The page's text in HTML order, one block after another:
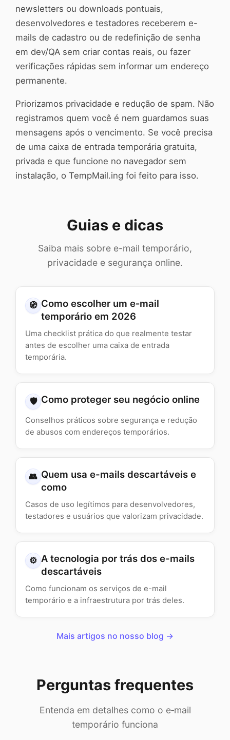
newsletters ou downloads pontuais,
desenvolvedores e testadores receberem e-
mails de cadastro ou de redefinição de senha
em dev/QA sem criar contas reais, ou fazer
verificações rápidas sem informar um endereço
permanente.
Priorizamos privacidade e redução de spam. Não
registramos quem você é nem guardamos suas
mensagens após o vencimento. Se você precisa
de uma caixa de entrada temporária gratuita,
privada e que funcione no navegador sem
instalação, o TempMail.ing foi feito para isso.
Guias e dicas
Saiba mais sobre e-mail temporário,
privacidade e segurança online.
🧭 Como escolher um e‑mail
temporário em 2026
Uma checklist prática do que realmente testar
antes de escolher uma caixa de entrada
temporária.
🛡️ Como proteger seu negócio online
Conselhos práticos sobre segurança e redução
de abusos com endereços temporários.
👥 Quem usa e-mails descartáveis e
como
Casos de uso legítimos para desenvolvedores,
testadores e usuários que valorizam privacidade.
⚙️ A tecnologia por trás dos e-mails
descartáveis
Como funcionam os serviços de e-mail
temporário e a infraestrutura por trás deles.
Mais artigos no nosso blog →
Perguntas frequentes
Entenda em detalhes como o e‑mail
temporário funciona